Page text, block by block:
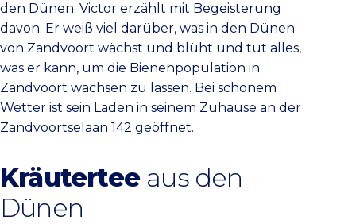
den Dünen. Victor erzählt mit Begeisterung
davon. Er weiß viel darüber, was in den Dünen
von Zandvoort wächst und blüht und tut alles,
was er kann, um die Bienenpopulation in
Zandvoort wachsen zu lassen. Bei schönem
Wetter ist sein Laden in seinem Zuhause an der
Zandvoortselaan 142 geöffnet.
Kräutertee aus den
Dünen